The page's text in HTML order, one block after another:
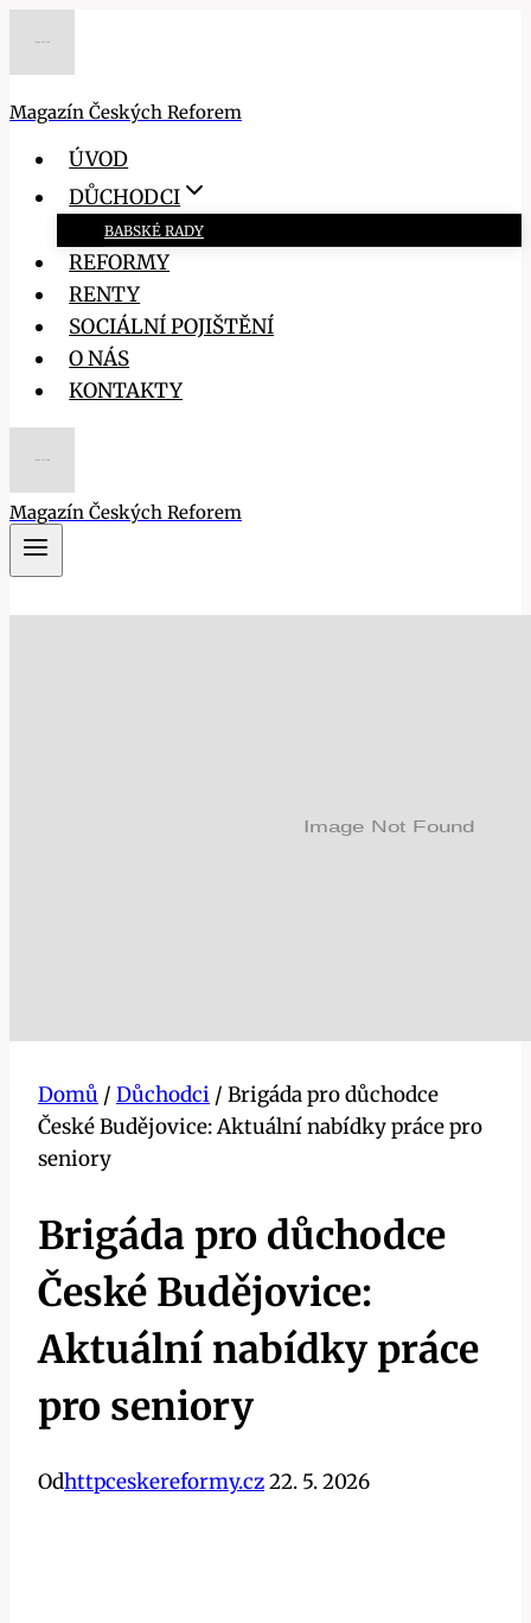
Magazín Českých Reforem
ÚVOD
DŮCHODCI
BABSKÉ RADY
REFORMY
RENTY
SOCIÁLNÍ POJIŠTĚNÍ
O NÁS
KONTAKTY
Magazín Českých Reforem
Domů / Důchodci / Brigáda pro důchodce
České Budějovice: Aktuální nabídky práce pro
seniory
Brigáda pro důchodce
České Budějovice:
Aktuální nabídky práce
pro seniory
Odhttpceskereformy.cz22. 5. 2026